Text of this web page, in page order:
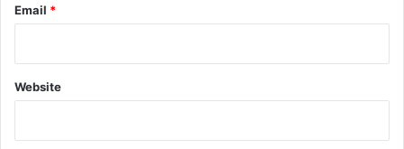
Email *
Website